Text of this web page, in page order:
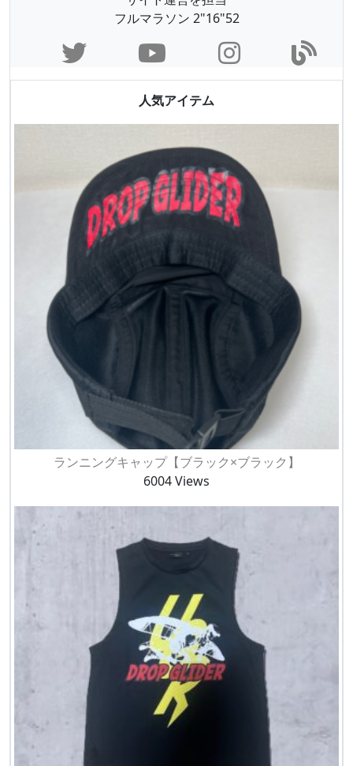
フルマラソン 2"16"52
人気アイテム
ランニングキャップ【ブラック×ブラック】
6004 Views